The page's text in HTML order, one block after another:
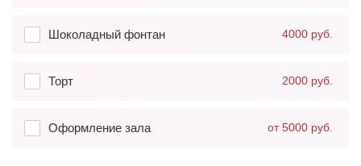
Шоколадный фонтан 4000 руб.
Торт 2000 руб.
Оформление зала от 5000 руб.